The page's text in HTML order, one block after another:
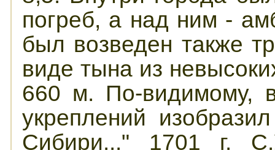
погреб, а над ним -
был возведен также
виде тына из
660 м. По-видимому,
укреплений
Сибири..." 1701 г.